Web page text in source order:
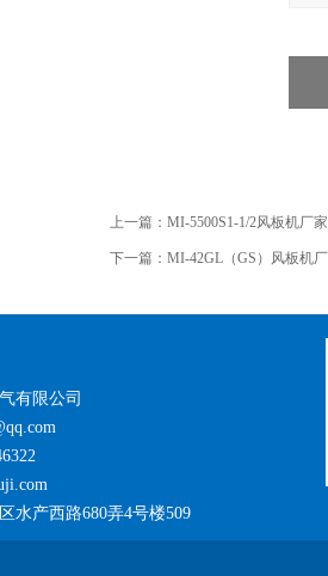
上一篇： MI-5500S1-1/2风板机厂家
下一篇： MI-42GL（GS）风板机
有限公司
水产西路680弄4号楼509